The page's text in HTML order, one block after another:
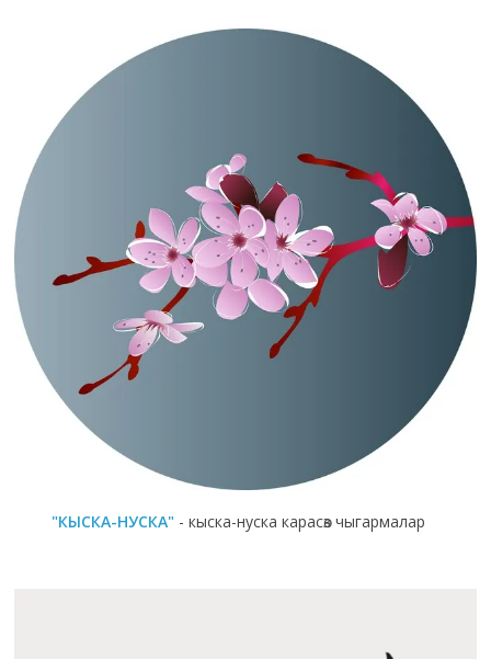
"КЫСКА-НУСКА" - кыска-нуска карасөз чыгармалар